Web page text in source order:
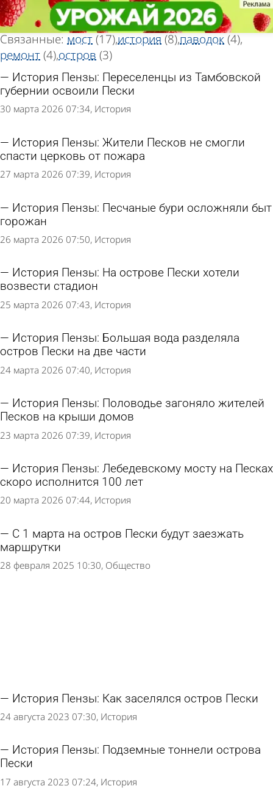
«Пески»
Тег новостей
Всего найдено 33 новости
Связанные: мост(17)история (8)паводок(4)
ремонт(4)остров (3)
История Пензы: Переселенцы из Тамбовской
губернии освоили Пески
30 марта 2026 07:34 История
История Пензы: Жители Песков не смогли
спасти церковь от пожара
27 марта 2026 07:39 История
История Пензы: Песчаные бури осложняли быт
горожан
26 марта 2026 07:50 История
История Пензы: На острове Пески хотели
возвести стадион
25 марта 2026 07:43 История
История Пензы: Большая вода разделяла
остров Пески на две части
24 марта 2026 07:40 История
История Пензы: Половодье загоняло жителей
Песков на крыши домов
23 марта 2026 07:39 История
История Пензы: Лебедевскому мосту на Песках
скоро исполнится 100 лет
20 марта 2026 07:44 История
С 1 марта на остров Пески будут заезжать
маршрутки
28 февраля 2025 10:30 Общество
История Пензы: Как заселялся остров Пески
24 августа 2023 07:30 История
История Пензы: Подземные тоннели острова
Пески
17 августа 2023 07:24 История
«Пески»
Тег новостей